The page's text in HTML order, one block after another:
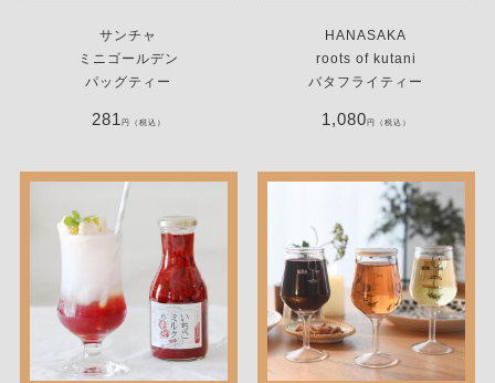
サンチャ
ミニゴールデン
パッグティー
281 円（税込）
HANASAKA
roots of kutani
バタフライティー
1,080円（税込）